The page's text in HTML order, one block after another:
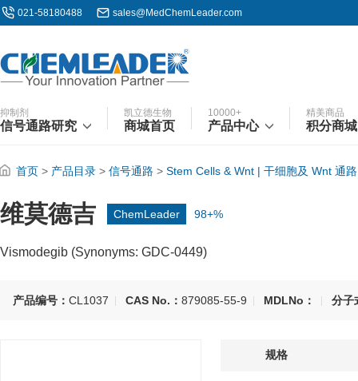
021-58180488 sales@MedChemLeader.com
抑制剂
信号通路研究
凯立德生物
商城首页
10000+
产品中心
精美商品
积分商城
首页 > 产品目录 > 信号通路 > Stem Cells & Wnt | 干细胞及 Wnt 通路
维莫德吉 ChemLeader 98+%
Vismodegib (Synonyms: GDC-0449)
产品编号： CL1037 CAS No.： 879085-55-9 MDLNo： 分子
规格